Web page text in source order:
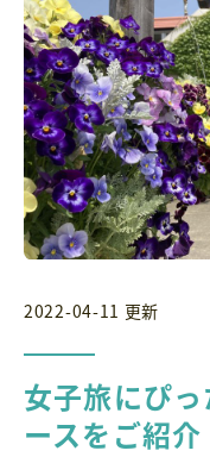
2022-04-11 更新
女子旅にぴ
ースをご紹介